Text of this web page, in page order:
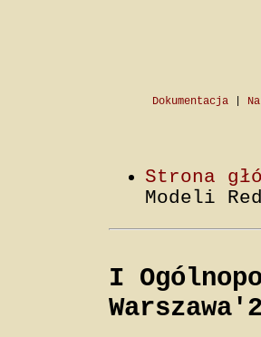
Dokumentacja|
Strona
Modeli
I